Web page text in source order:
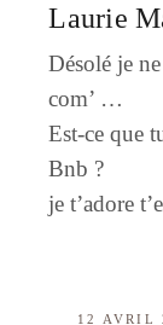
Laurie
Désolé je
com’ …
Est-ce que
Bnb ?
je t’adore
12 AVRIL